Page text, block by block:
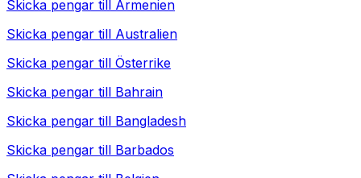
Skicka pengar till Armenien
Skicka pengar till Australien
Skicka pengar till Österrike
Skicka pengar till Bahrain
Skicka pengar till Bangladesh
Skicka pengar till Barbados